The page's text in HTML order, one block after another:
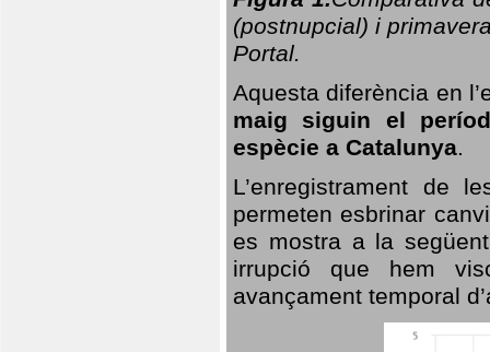
(postnupcial) i
Portal.
Aquesta diferència en
maig siguin el
espècie a Catalunya.
L’enregistrament de
permeten esbrinar
es mostra a la
irrupció que hem
avançament temporal